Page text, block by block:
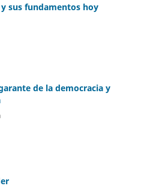
sus fundamentos hoy
de la democracia y